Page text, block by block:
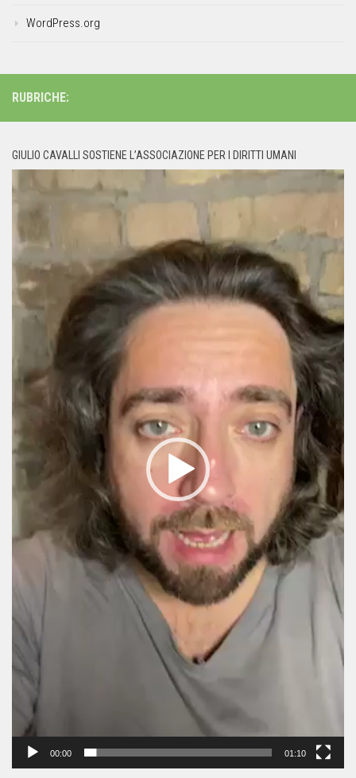
WordPress.org
RUBRICHE:
GIULIO CAVALLI SOSTIENE L’ASSOCIAZIONE PER I DIRITTI UMANI
00:00 01:10